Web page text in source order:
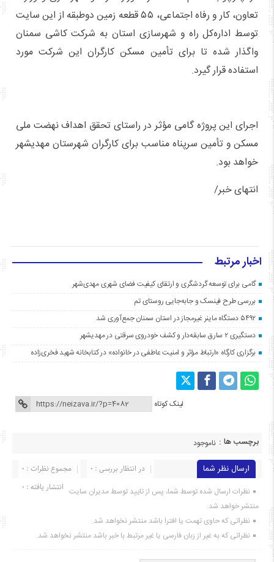
تعاون، کار و رفاه اجتماعی، ۵۵ قطعه زمین دوطبقه از این سایت
توسط اداره‌کل راه و شهرسازی استان به شرکت کاشی سمنان
واگذار شده تا برای تأمین مسکن کارگران این شرکت مورد
استفاده قرار گیرد.
اجرای این پروژه گامی مؤثر در راستای تحقق اهداف نهضت ملی
مسکن و تأمین سرپناه مناسب برای کارگران شهرستان مهدیشهر
خواهد بود.
انتهای خبر/
اخبار مرتبط
گامی برای توسعه گردشگری و ارتقای کیفیت فضای شهری مهدی‌شهر
بررسی طرح فینسک و جابه‌جایی روستای تم
۵۴۹۲ دستگاه ماینر غیرمجاز در استان سمنان جمع‌آوری شد
دستگیری ۲ سارق سابقه‌دار و کشف خودروی سرقتی در مهدیشهر
برگزاری کارگاه «ارتباط مؤثر و امنیت عاطفی در خانواده» در کتابخانه شهید فخری‌زاده
لینک کوتاه
برچسب ها : ناموجود
ارسال نظر شما مجموع نظرات : 0
در انتظار بررسی : 0
انتشار یافته : ۰ نظرات ارسال شده توسط شما، پس از تایید توسط مدیران سایت
منتشر خواهد شد.
نظراتی که حاوی تهمت یا افترا باشد منتشر نخواهد شد.
نظراتی که به غیر از زبان فارسی یا غیر مرتبط با خبر باشد منتشر نخواهد شد.